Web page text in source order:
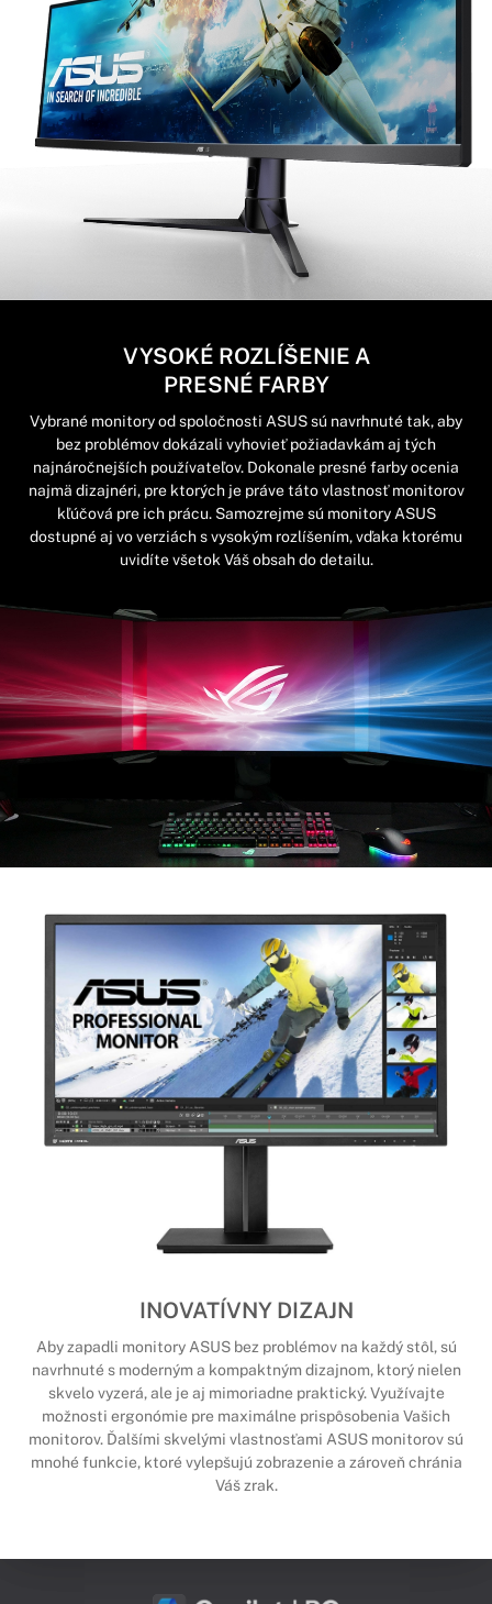
VYSOKÉ ROZLÍŠENIE A
PRESNÉ FARBY
Vybrané monitory od spoločnosti ASUS sú navrhnuté tak, aby
bez problémov dokázali vyhovieť požiadavkám aj tých
najnáročnejších používateľov. Dokonale presné farby ocenia
najmä dizajnéri, pre ktorých je práve táto vlastnosť monitorov
kľúčová pre ich prácu. Samozrejme sú monitory ASUS
dostupné aj vo verziách s vysokým rozlíšením, vďaka ktorému
uvidíte všetok Váš obsah do detailu.
INOVATÍVNY DIZAJN
Aby zapadli monitory ASUS bez problémov na každý stôl, sú
navrhnuté s moderným a kompaktným dizajnom, ktorý nielen
skvelo vyzerá, ale je aj mimoriadne praktický. Využívajte
možnosti ergonómie pre maximálne prispôsobenia Vašich
monitorov. Ďalšími skvelými vlastnosťami ASUS monitorov sú
mnohé funkcie, ktoré vylepšujú zobrazenie a zároveň chránia
Váš zrak.